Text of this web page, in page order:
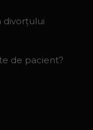
divorțului
de pacient?